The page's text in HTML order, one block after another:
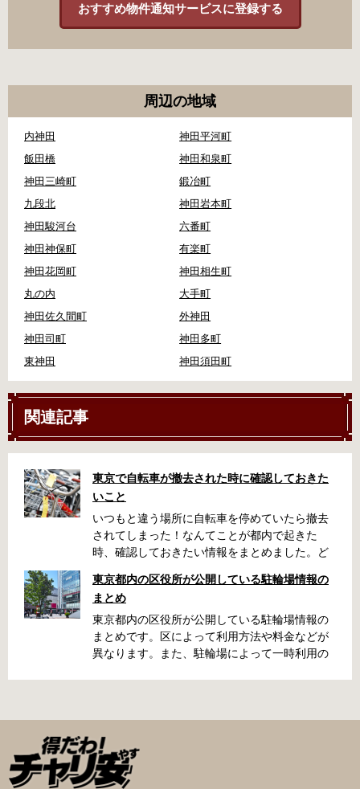
おすすめ物件通知サービスに登録する
周辺の地域
内神田
神田平河町
飯田橋
神田和泉町
神田三崎町
鍛冶町
九段北
神田岩本町
神田駿河台
六番町
神田神保町
有楽町
神田花岡町
神田相生町
丸の内
大手町
神田佐久間町
外神田
神田司町
神田多町
東神田
神田須田町
関連記事
東京で自転車が撤去された時に確認しておきた
いこと
いつもと違う場所に自転車を停めていたら撤去
されてしまった！なんてことが都内で起きた
時、確認しておきたい情報をまとめました。ど
くらい？なんて疑問が浮かぶかと思います。事
前に確認していざという時対処しましょう。 千
代田区 / 新宿区 / 品川区 / 港区 / 中央区 / 大田区
/ 北区 / 墨田区 / 渋谷区 / 葛飾区 千代田区で撤去
された場合 猿楽町保管場所 住所 千代田区神田
の地図が置いてあります） 東京メトロ半蔵門
線、都営新宿・三田線神保町駅から徒歩7分 大
手町高架下自転車保管場所 住所 千代田区大手町
二丁目4番 電話 050-2018-6466（千代田区自転
東京都内の区役所が公開している駐輪場情報の
まとめ
東京都内の区役所が公開している駐輪場情報の
まとめです。区によって利用方法や料金などが
異なります。また、駐輪場によって一時利用の
の自転車駐輪場 利用方法 利用登録申請書の提出
申請期間内に利用登録申請書（PDF：
1,396KB） と必要書類を環境まちづくり総務課
あてに郵送（申請期間消印有効）または、期間